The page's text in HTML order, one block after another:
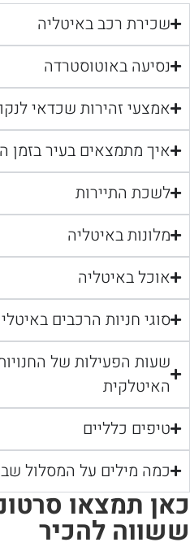
שכירת רכב באיטליה
נסיעה באוטוסטרדה
אמצעי זהירות שכדאי
איך מתמצאים בעיר בזמן
לשכת התיירות
מלונות באיטליה
אוכל באיטליה
סוגי חניות הרכבים באיטליה
שעות הפעילות של
האיטלקית
טיפים כלליים
כמה מילים על המסלול
תמצאו
להכיר